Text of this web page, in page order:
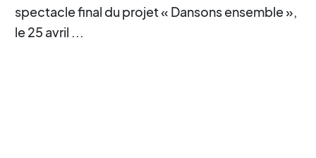
spectacle final du projet « Dansons ensemble »,
le 25 avril ...